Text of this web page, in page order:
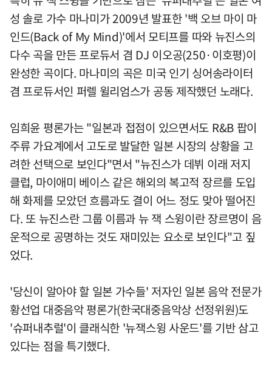
성 솔로 가수 마나미가 2009년 발표한 '백 오브 마이 마
인드(Back of My Mind)'에서 모티프를 따와 뉴진스의
다수 곡을 만든 프로듀서 겸 DJ 이오공(250·이호평)이
완성한 곡이다. 마나미의 곡은 미국 인기 싱어송라이터
겸 프로듀서인 퍼렐 윌리엄스가 공동 제작했던 노래다.
임희윤 평론가는 "일본과 접점이 있으면서도 R&B 팝이
주류 가요계에서 고도로 발달한 일본 시장의 상황을 고
려한 선택으로 보인다"면서 "뉴진스가 데뷔 이래 저지
클럽, 마이애미 베이스 같은 해외의 복고적 장르를 도입
해 화제를 모았던 흐름과도 결이 어느 정도 맞아 떨어진
다. 또 뉴진스란 그룹 이름과 뉴 잭 스윙이란 장르명이 음
운적으로 공명하는 것도 재미있는 요소로 보인다"고 짚
었다.
'당신이 알아야 할 일본 가수들' 저자인 일본 음악 전문가
황선업 대중음악 평론가(한국대중음악상 선정위원)도
'슈퍼내추럴'이 클래식한 '뉴잭스윙 사운드'를 기반 삼고
있다는 점을 특기했다.